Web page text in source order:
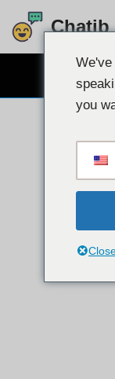
Преминете
съдържанието
Chatib
you